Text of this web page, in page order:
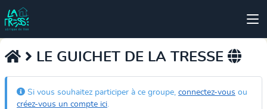
LE GUICHET DE LA TRESSE
Si vous souhaitez participer à ce groupe, connectez-vous ou
créez-vous un compte ici.